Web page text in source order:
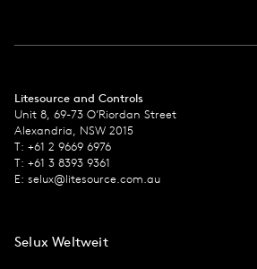
Litesource and Controls
Unit 8, 69-73 O’Riordan Street
Alexandria, NSW 2015
T: +61 2 9669 6976
T: +61 3 8393 9361
E: selux@litesource.com.au
Selux Weltweit